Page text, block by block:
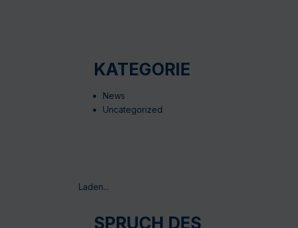
KATEGORIE
News
Uncategorized
Laden...
SPRUCH DES